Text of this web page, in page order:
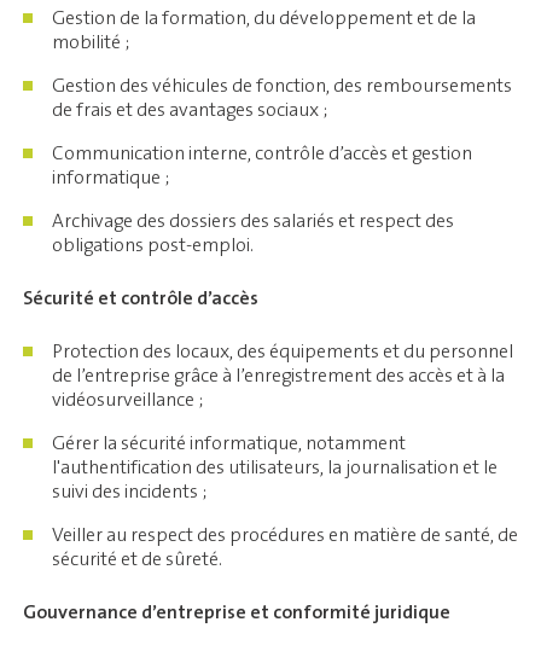
Gestion de la formation, du développement et de la
mobilité ;
Gestion des véhicules de fonction, des remboursements
de frais et des avantages sociaux ;
Communication interne, contrôle d’accès et gestion
informatique ;
Archivage des dossiers des salariés et respect des
obligations post-emploi.
Sécurité et contrôle d’accès
Protection des locaux, des équipements et du personnel
de l’entreprise grâce à l’enregistrement des accès et à la
vidéosurveillance ;
Gérer la sécurité informatique, notamment
l'authentification des utilisateurs, la journalisation et le
suivi des incidents ;
Veiller au respect des procédures en matière de santé, de
sécurité et de sûreté.
Gouvernance d’entreprise et conformité juridique